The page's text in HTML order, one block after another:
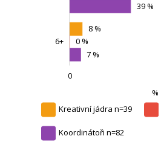
8 %
0 %
39 %
7 %
6+
-100
-50
0
300
150
200
%
Kreativní jádra n=39
Koordinátoři n=82